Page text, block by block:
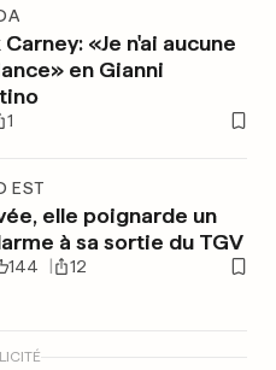
«Je n'ai aucune
en Gianni
1
EST
elle poignarde un
à sa sortie du TGV
144 12